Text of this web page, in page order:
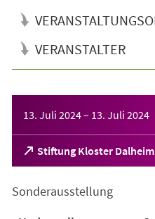
VERANSTALTER
13. Juli 2024– 13. Juli 2024
Stiftung Kloster Dalheim
(Öffnet
in
neuen
Sonderausstellung